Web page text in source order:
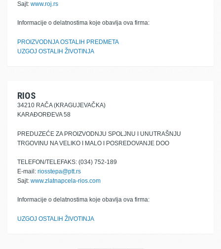
Sajt: www.roj.rs
Informacije o delatnostima koje obavlja ova firma:
PROIZVODNJA OSTALIH PREDMETA
UZGOJ OSTALIH ŽIVOTINJA
RIOS
34210 RAČA (KRAGUJEVAČKA)
KARAĐORĐEVA 58
PREDUZEĆE ZA PROIZVODNJU SPOLJNU I UNUTRAŠNJU
TRGOVINU NA VELIKO I MALO I POSREDOVANJE DOO
TELEFON/TELEFAKS: (034) 752-189
E-mail: riosstepa@ptt.rs
Sajt: www.zlatnapcela-rios.com
Informacije o delatnostima koje obavlja ova firma:
UZGOJ OSTALIH ŽIVOTINJA